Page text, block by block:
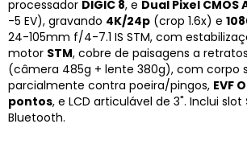
processador DIGIC 8, e Dual Pixel CMOS
-5 EV), gravando 4K/24p (crop 1.6x) e
24-105mm f/4-7.1 IS STM, com
motor STM, cobre de paisagens a
(câmera 485g + lente 380g), com corpo
parcialmente contra poeira/pingos, EVF
pontos, e LCD articulável de 3". Inclui slot
Bluetooth.